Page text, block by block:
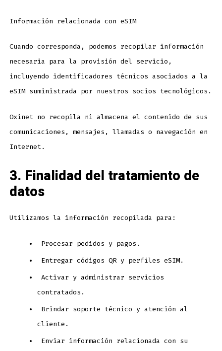
Información relacionada con eSIM
Cuando corresponda, podemos recopilar información
necesaria para la provisión del servicio,
incluyendo identificadores técnicos asociados a la
eSIM suministrada por nuestros socios tecnológicos.
Oxinet no recopila ni almacena el contenido de sus
comunicaciones, mensajes, llamadas o navegación en
Internet.
3. Finalidad del tratamiento de
datos
Utilizamos la información recopilada para:
Procesar pedidos y pagos.
Entregar códigos QR y perfiles eSIM.
Activar y administrar servicios
contratados.
Brindar soporte técnico y atención al
cliente.
Enviar información relacionada con su